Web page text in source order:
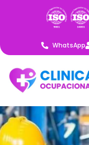
WhatsApp